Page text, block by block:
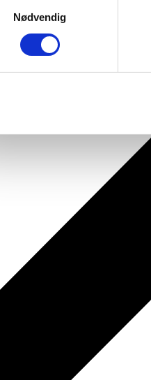
Nødvendig